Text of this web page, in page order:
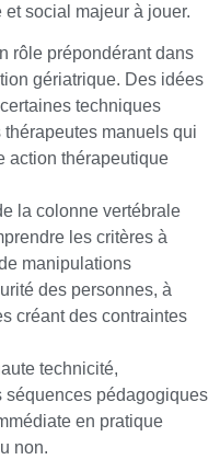
social majeur à jouer.
rôle prépondérant dans
gériatrique. Des idées
techniques
manuels qui
action thérapeutique
la colonne vertébrale
les critères à
manipulations
des personnes, à
créant des contraintes
technicité,
séquences pédagogiques
en pratique
non.